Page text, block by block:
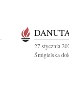
27 stycznia
Śmigielska